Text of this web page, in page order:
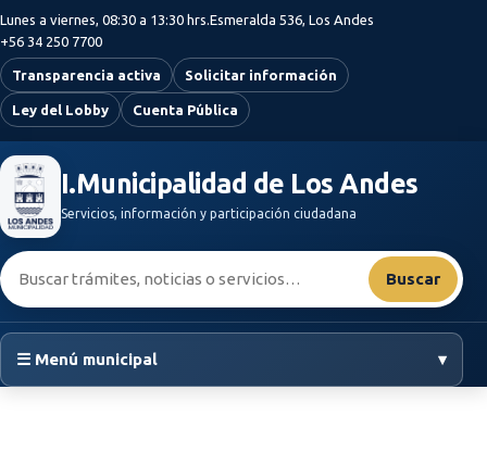
Saltar al contenido principal
Lunes a viernes, 08:30 a 13:30 hrs.Esmeralda 536, Los Andes
+56 34 250 7700
Transparencia activa Solicitar información
Ley del Lobby Cuenta Pública
I.Municipalidad de Los Andes
Servicios, información y participación ciudadana
Buscar:
Buscar
☰ Menú municipal ▾